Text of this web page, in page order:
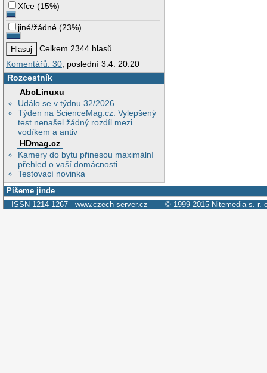
Xfce (15%)
jiné/žádné (23%)
Celkem 2344 hlasů
Komentářů: 30 , poslední 3.4. 20:20
Rozcestník
AbcLinuxu
Událo se v týdnu 32/2026
Týden na ScienceMag.cz: Vylepšený
test nenašel žádný rozdíl mezi
vodíkem a antiv
HDmag.cz
Kamery do bytu přinesou maximální
přehled o vaší domácnosti
Testovací novinka
Píšeme jinde
ISSN 1214-1267 www.czech-server.cz © 1999-2015 Nitemedia s. r.